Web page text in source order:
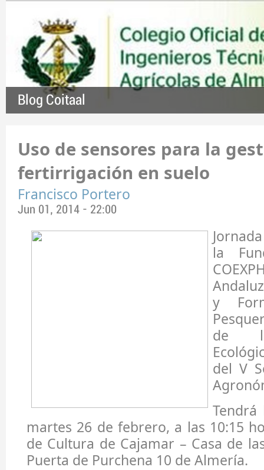
Blog Coitaal
Uso de sensores para la
fertirrigación en suelo
Francisco Portero
Jun 01, 2014 - 22:00
la
y
de
del V
martes 26 de febrero, a las 10:15
de Cultura de Cajamar – Casa de
Puerta de Purchena 10 de Almería.